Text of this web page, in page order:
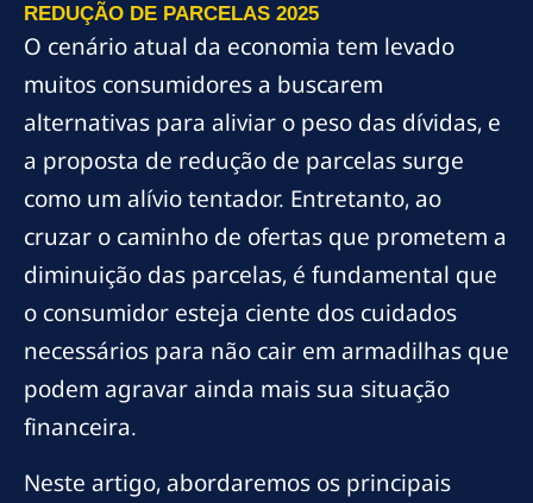
REDUÇÃO DE PARCELAS 2025
O cenário atual da economia tem levado
muitos consumidores a buscarem
alternativas para aliviar o peso das dívidas, e
a proposta de redução de parcelas surge
como um alívio tentador. Entretanto, ao
cruzar o caminho de ofertas que prometem a
diminuição das parcelas, é fundamental que
o consumidor esteja ciente dos cuidados
necessários para não cair em armadilhas que
podem agravar ainda mais sua situação
financeira.
Neste artigo, abordaremos os principais